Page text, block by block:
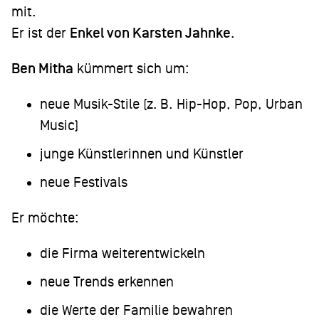
mit.
Er ist der Enkel von Karsten Jahnke.
Ben Mitha kümmert sich um:
neue Musik-Stile (z. B. Hip-Hop, Pop, Urban
Music)
junge Künstlerinnen und Künstler
neue Festivals
Er möchte:
die Firma weiterentwickeln
neue Trends erkennen
die Werte der Familie bewahren